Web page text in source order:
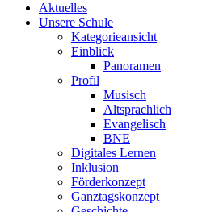
Aktuelles
Unsere Schule
Kategorieansicht
Einblick
Panoramen
Profil
Musisch
Altsprachlich
Evangelisch
BNE
Digitales Lernen
Inklusion
Förderkonzept
Ganztagskonzept